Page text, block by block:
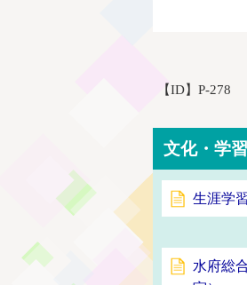
【ID】 P-278
文化・学
生涯学
水府総